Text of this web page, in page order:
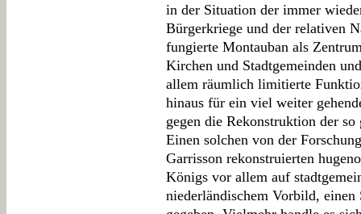
in der Situation der immer
Bürgerkriege und der relativen
fungierte Montauban als
Kirchen und Stadtgemeinden
allem räumlich limitierte
hinaus für ein viel weiter
gegen die Rekonstruktion der
Einen solchen von der
Garrisson rekonstruierten
Königs vor allem auf
niederländischem Vorbild, einen